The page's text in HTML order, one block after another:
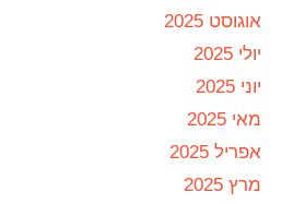
אוגוסט 2025
יולי 2025
יוני 2025
מאי 2025
אפריל 2025
מרץ 2025